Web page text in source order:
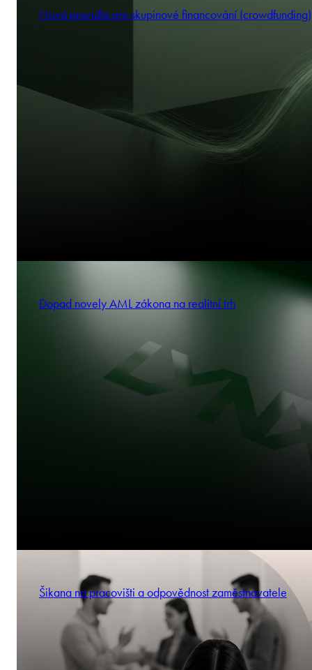
Nová pravidla pro skupinové financování (crowdfunding)
Dopad novely AML zákona na realitní trh
Šikana na pracovišti a odpovědnost zaměstnavatele